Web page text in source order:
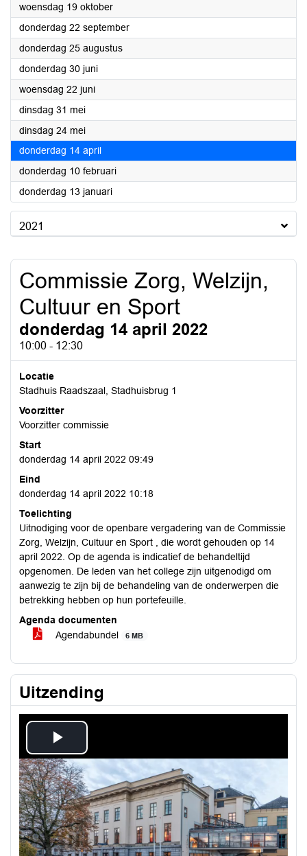
woensdag 19 oktober2022
donderdag 22 september2022
donderdag 25 augustus2022
donderdag 30 juni2022
woensdag 22 juni2022
dinsdag 31 mei2022
dinsdag 24 mei2022
donderdag 14 april2022
donderdag 10 februari2022
donderdag 13 januari2022
2021
Commissie Zorg, Welzijn,
Cultuur en Sport
donderdag 14 april 2022
10:00 - 12:30
Locatie
Stadhuis Raadszaal, Stadhuisbrug 1
Voorzitter
Voorzitter commissie
Start
donderdag 14 april 2022 09:49
Eind
donderdag 14 april 2022 10:18
Toelichting
Uitnodiging voor de openbare vergadering van de Commissie
Zorg, Welzijn, Cultuur en Sport , die wordt gehouden op 14
april 2022. Op de agenda is indicatief de behandeltijd
opgenomen. De leden van het college zijn uitgenodigd om
aanwezig te zijn bij de behandeling van de onderwerpen die
betrekking hebben op hun portefeuille.
Agenda documenten
Agendabundel
6 MB
Uitzending
Play
Video